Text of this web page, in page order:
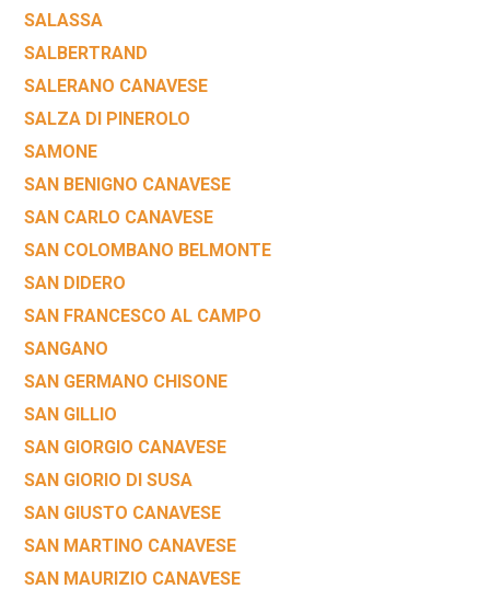
SALASSA
SALBERTRAND
SALERANO CANAVESE
SALZA DI PINEROLO
SAMONE
SAN BENIGNO CANAVESE
SAN CARLO CANAVESE
SAN COLOMBANO BELMONTE
SAN DIDERO
SAN FRANCESCO AL CAMPO
SANGANO
SAN GERMANO CHISONE
SAN GILLIO
SAN GIORGIO CANAVESE
SAN GIORIO DI SUSA
SAN GIUSTO CANAVESE
SAN MARTINO CANAVESE
SAN MAURIZIO CANAVESE